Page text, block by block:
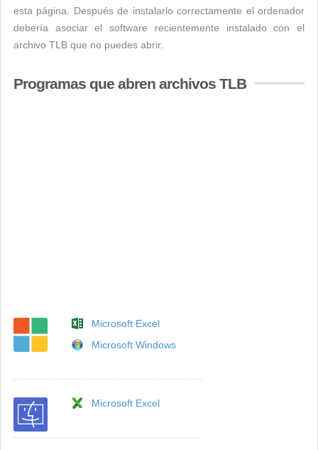
esta página. Después de instalarlo correctamente el ordenador
debería asociar el software recientemente instalado con el
archivo TLB que no puedes abrir.
Programas que abren archivos TLB
Microsoft Excel
Microsoft Windows
Microsoft Excel